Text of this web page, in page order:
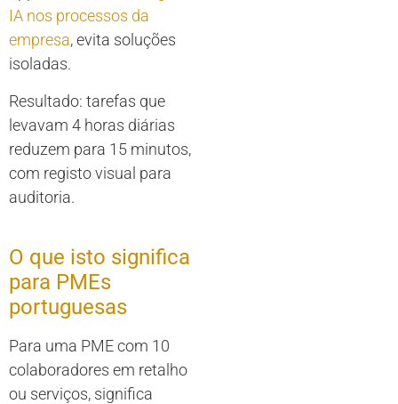
IA nos processos da
empresa, evita soluções
isoladas.
Resultado: tarefas que
levavam 4 horas diárias
reduzem para 15 minutos,
com registo visual para
auditoria.
O que isto significa
para PMEs
portuguesas
Para uma PME com 10
colaboradores em retalho
ou serviços, significa